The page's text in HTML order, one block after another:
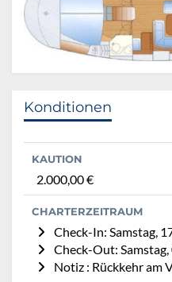
Konditionen
KAUTION
2.000,00 €
CHARTERZEITRAUM
Check-In: Samstag,
Check-Out:
Notiz : Rückkehr am